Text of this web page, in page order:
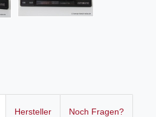
Hersteller Noch Fragen?